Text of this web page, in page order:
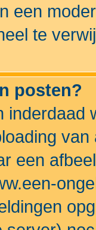
een
te
posten?
inderdaad
een